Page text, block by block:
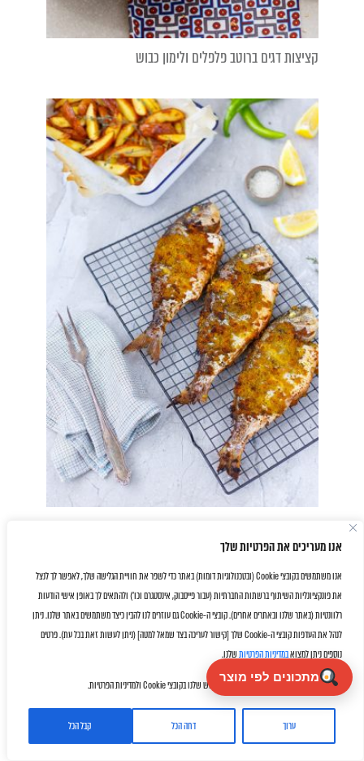
אנו מעריכים את הפרטיות שלך
אנו משתמשים בקובצי Cookie (ובטכנולוגיות דומות) באתר כדי לשפר את חוויית הגלישה שלך, לאפשר לך לנצל
את פונקציונליות השיתוף ברשתות החברתיות (עבור פייסבוק, אינסטגרם וכו') ולהתאים לך באופן אישי הודעות
רלוונטיות (באתר שלנו ובאתרים אחרים). קובצי ה-Cookie גם עוזרים לנו להבין כיצד משתמשים באתר שלנו. ניתן
לנהל את העדפות קובצי ה-Cookie שלך [קישור לעריכה בצד שמאל למטה] (ניתן לעשות זאת בכל עת). פרטים
נוספים ניתן למצואבמדיניות הפרטיותשלנו.
על ידי לחיצה על "אישור" את/ה מסכימ/ה לשימוש שלנו בקובצי Cookie ולמדיניות הפרטיות.
ערוך דחה הכל קבל הכל
קציצות דגים ברוטב פלפלים ולימון כבוש
Email
מתכונים לפי מוצר